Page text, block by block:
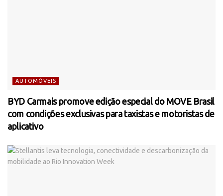
AUTOMÓVEIS
BYD Carmais promove edição especial do MOVE Brasil
com condições exclusivas para taxistas e motoristas de
aplicativo